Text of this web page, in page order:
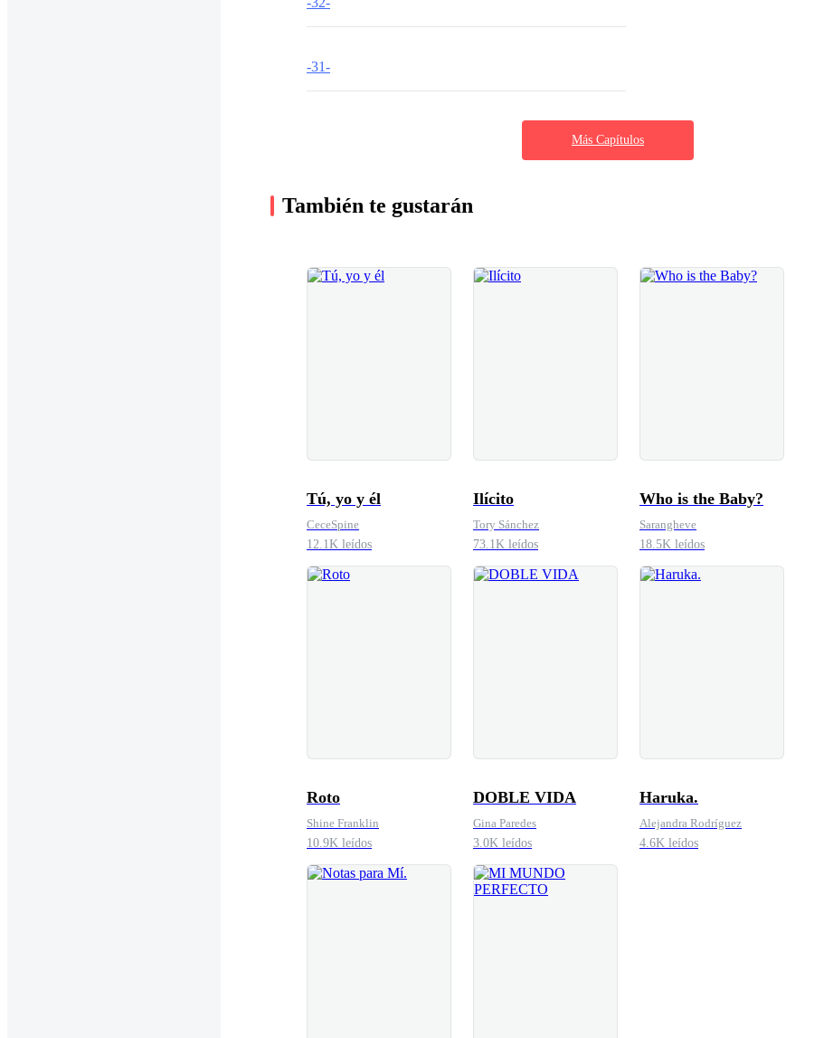
-31-
Más Capítulos
También te gustarán
Tú, yo y él
CeceSpine
12.1K leídos
Ilícito
Tory Sánchez
73.1K leídos
Who is the Baby?
Sarangheve
18.5K leídos
Roto
Shine Franklin
10.9K leídos
DOBLE VIDA
Gina Paredes
3.0K leídos
Haruka.
Alejandra Rodríguez
4.6K leídos